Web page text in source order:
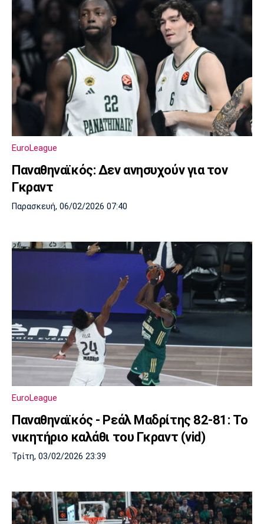
EuroLeague
Παναθηναϊκός: Δεν ανησυχούν για τον
Γκραντ
Παρασκευή, 06/02/2026 07:40
EuroLeague
Παναθηναϊκός - Ρεάλ Μαδρίτης 82-81: Το
νικητήριο καλάθι του Γκραντ (vid)
Τρίτη, 03/02/2026 23:39